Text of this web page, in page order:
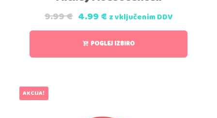
9.99€ 4.99€ z vključenim DDV
POGLEJ IZBIRO
AKCIJA!